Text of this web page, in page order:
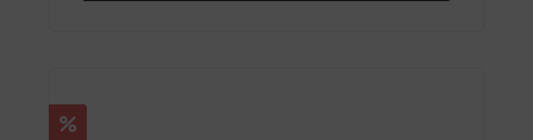
Rabatt
%